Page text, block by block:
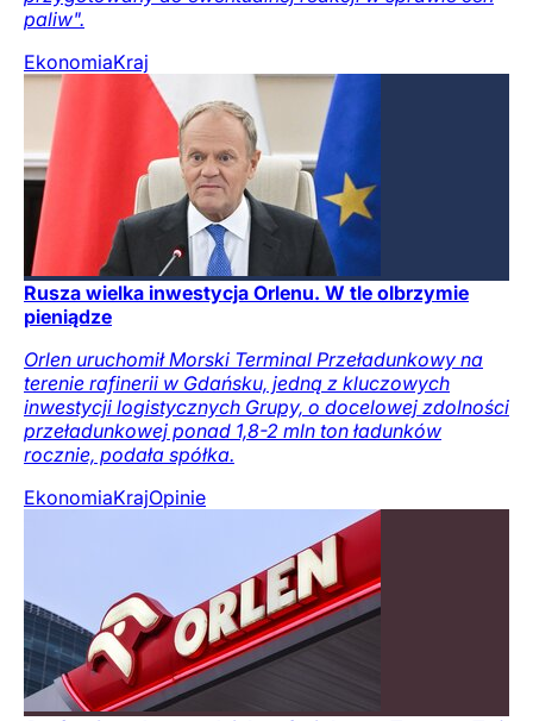
paliw".
EkonomiaKraj
Rusza wielka inwestycja Orlenu. W tle olbrzymie
pieniądze
Orlen uruchomił Morski Terminal Przeładunkowy na
terenie rafinerii w Gdańsku, jedną z kluczowych
inwestycji logistycznych Grupy, o docelowej zdolności
przeładunkowej ponad 1,8-2 mln ton ładunków
rocznie, podała spółka.
EkonomiaKrajOpinie